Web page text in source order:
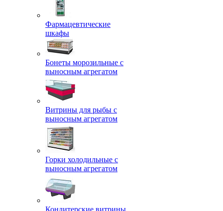
Фармацевтические
шкафы
Бонеты морозильные с
выносным агрегатом
Витрины для рыбы с
выносным агрегатом
Горки холодильные с
выносным агрегатом
Кондитерские витрины